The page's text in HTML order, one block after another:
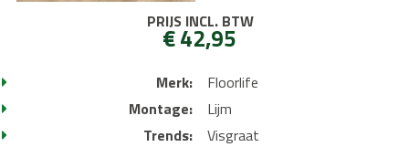
Merk:
Floorlife
Montage:
Lijm
Trends:
Visgraat
PRIJS INCL. BTW
€ 42,95